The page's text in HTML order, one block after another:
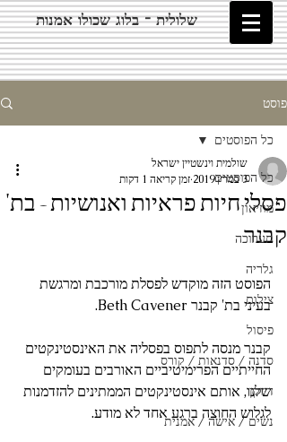
שלולית - בלוג שכולו אמנות
פוסט
כל הפוסטים
מוזיאון
תערוכה
גלריה
צילום
פיסול
סדנה / סדנאות / קורס
דיוקן
נשים / אישה / אמנית
כל הפוסטים
פסלי חיות פראיות ואנושיות - בת'
קבנר
שולמית וינשטיין ישראל
3 במרץ 2019
זמן קריאה 1 דקות
הפוסט הזה מוקדש לפסלת מורכבת ומרגשת
בעיני בת' קבנר Beth Cavener.
קבנר מנסה לתפוס בפסליה את האינסטינקטים
החייתיים הפרימיטיביים האורבים בעומקים
שלנו, אותם אינסטינקטים הממתינים להזדמנות
לגלוש החוצה ברגע אחד לא מודע.